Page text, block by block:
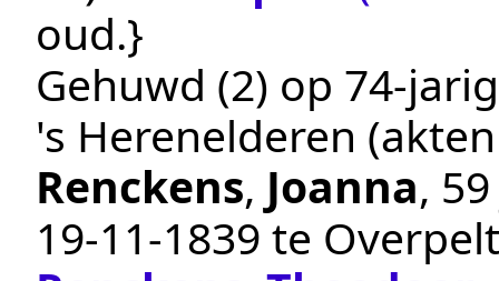
oud.}
Gehuwd (2) op 74-
's Herenelderen
Renckens, Joanna,
19‑11‑1839 te Overpelt